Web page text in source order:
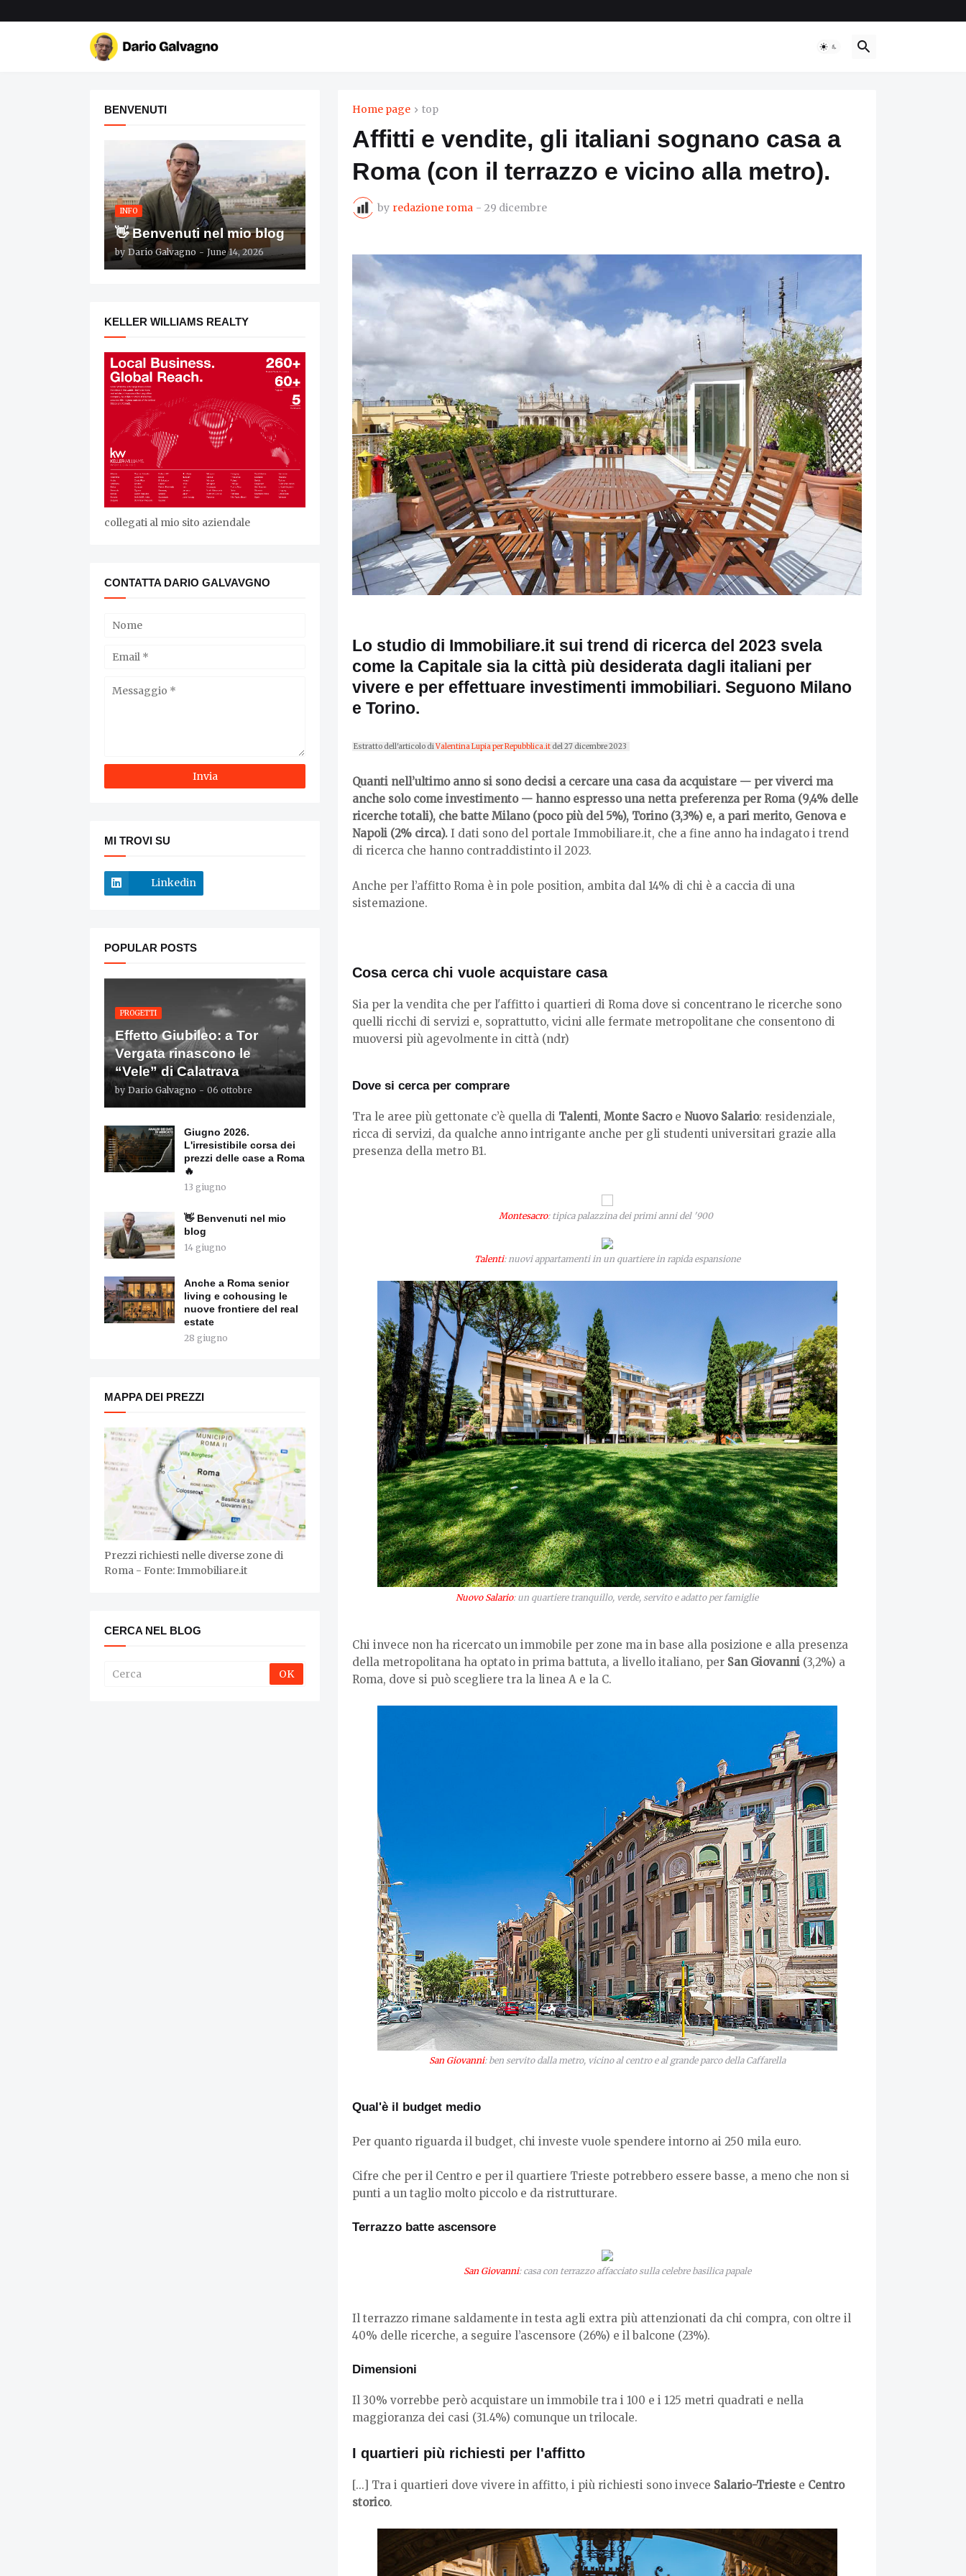
Home page top
Affitti e vendite, gli italiani sognano casa a
Roma (con il terrazzo e vicino alla metro).
by redazione roma - 29 dicembre
Lo studio di Immobiliare.it sui trend di ricerca del 2023 svela
come la Capitale sia la città più desiderata dagli italiani per
vivere e per effettuare investimenti immobiliari. Seguono Milano
e Torino.
Estratto dell'articolo diValentina Lupia per Repubblica.it del 27 dicembre 2023
Quanti nell’ultimo anno si sono decisi a cercare una casa da acquistare — per viverci ma
anche solo come investimento — hanno espresso una netta preferenza per Roma (9,4% delle
ricerche totali), che batte Milano (poco più del 5%), Torino (3,3%) e, a pari merito, Genova e
Napoli (2% circa). I dati sono del portale Immobiliare.it, che a fine anno ha indagato i trend
di ricerca che hanno contraddistinto il 2023.
Anche per l’affitto Roma è in pole position, ambita dal 14% di chi è a caccia di una
sistemazione.
Cosa cerca chi vuole acquistare casa
Sia per la vendita che per l'affitto i quartieri di Roma dove si concentrano le ricerche sono
quelli ricchi di servizi e, soprattutto, vicini alle fermate metropolitane che consentono di
muoversi più agevolmente in città (ndr)
Dove si cerca per comprare
Tra le aree più gettonate c’è quella di Talenti, Monte Sacroe Nuovo Salario: residenziale,
ricca di servizi, da qualche anno intrigante anche per gli studenti universitari grazie alla
presenza della metro B1.
Montesacro: tipica palazzina dei primi anni del '900
Talenti: nuovi appartamenti in un quartiere in rapida espansione
Nuovo Salario: un quartiere tranquillo, verde, servito e adatto per famiglie
Chi invece non ha ricercato un immobile per zone ma in base alla posizione e alla presenza
della metropolitana ha optato in prima battuta, a livello italiano, per San Giovanni (3,2%) a
Roma, dove si può scegliere tra la linea A e la C.
San Giovanni: ben servito dalla metro, vicino al centro e al grande parco della Caffarella
Qual'è il budget medio
Per quanto riguarda il budget, chi investe vuole spendere intorno ai 250 mila euro.
Cifre che per il Centro e per il quartiere Trieste potrebbero essere basse, a meno che non si
punti a un taglio molto piccolo e da ristrutturare.
Terrazzo batte ascensore
San Giovanni: casa con terrazzo affacciato sulla celebre basilica papale
Il terrazzo rimane saldamente in testa agli extra più attenzionati da chi compra, con oltre il
40% delle ricerche, a seguire l’ascensore (26%) e il balcone (23%).
Dimensioni
Il 30% vorrebbe però acquistare un immobile tra i 100 e i 125 metri quadrati e nella
maggioranza dei casi (31.4%) comunque un trilocale.
I quartieri più richiesti per l'affitto
[...] Tra i quartieri dove vivere in affitto, i più richiesti sono invece Salario-Trieste e Centro
storico.
BENVENUTI
INFO
👋 Benvenuti nel mio blog
by Dario Galvagno - June 14, 2026
KELLER WILLIAMS REALTY
collegati al mio sito aziendale
CONTATTA DARIO GALVAVGNO
MI TROVI SU
Linkedin
POPULAR POSTS
PROGETTI
Effetto Giubileo: a Tor
Vergata rinascono le
“Vele” di Calatrava
by Dario Galvagno - 06 ottobre
Giugno 2026.
L'irresistibile corsa dei
prezzi delle case a Roma
🔥
13 giugno
👋 Benvenuti nel mio
blog
14 giugno
Anche a Roma senior
living e cohousing le
nuove frontiere del real
estate
28 giugno
MAPPA DEI PREZZI
Prezzi richiesti nelle diverse zone di
Roma - Fonte: Immobiliare.it
CERCA NEL BLOG